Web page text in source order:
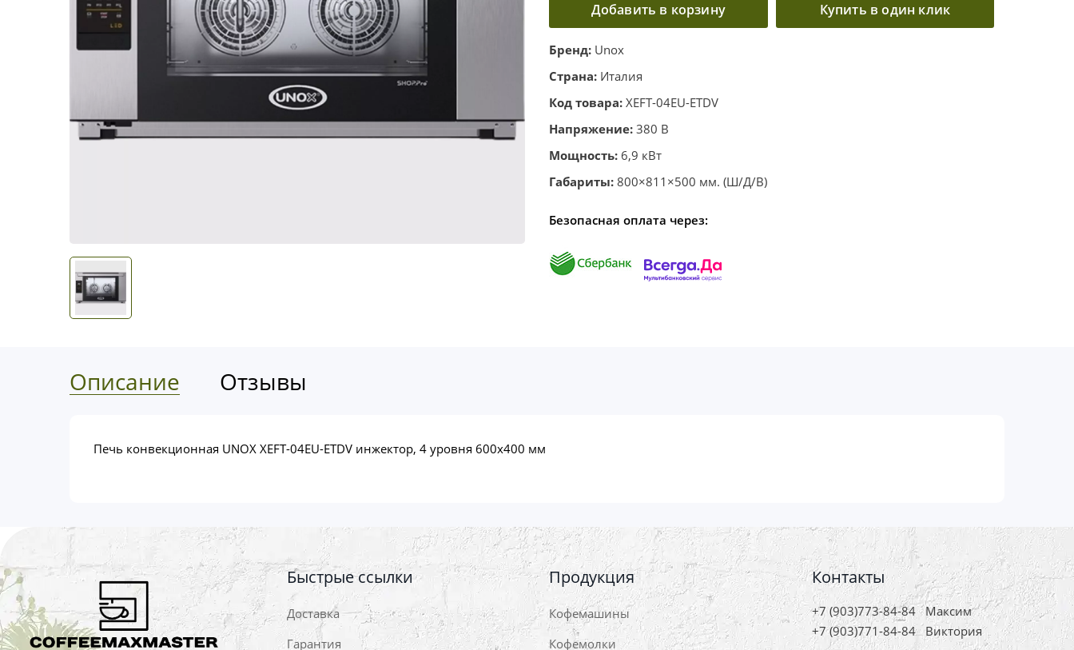
Добавить в корзину Купить в один клик
Бренд: Unox
Страна: Италия
Код товара: XEFT-04EU-ETDV
Напряжение: 380 В
Мощность: 6,9 кВт
Габариты: 800×811×500 мм. (Ш/Д/В)
Безопасная оплата через:
Описание Отзывы
Печь конвекционная UNOX XEFT-04EU-ETDV инжектор, 4 уровня 600x400 мм
Быстрые ссылки
Доставка
Гарантия
Продукция
Кофемашины
Кофемолки
Контакты
+7 (903)773-84-84Максим
+7 (903)771-84-84Виктория